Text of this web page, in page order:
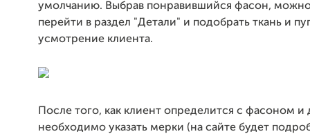
умолчанию. Выбрав понравившийся фасон,
перейти в раздел "Детали" и подобрать ткань и
усмотрение клиента.
После того, как клиент определится с фасоном и
необходимо указать мерки (на сайте будет